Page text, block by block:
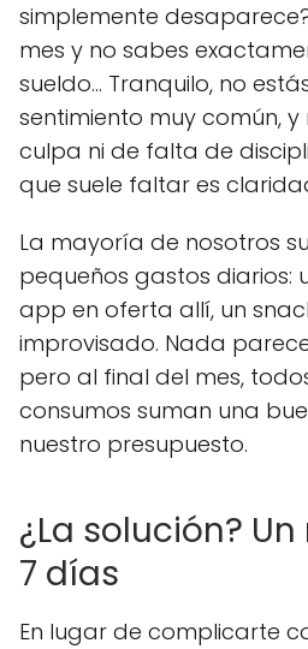
simplemente
mes y no sabes
sueldo… Tranquilo, no
sentimiento muy común,
culpa ni de falta de
que suele faltar es
La mayoría de nosotros
pequeños gastos diarios:
app en oferta allí, un
improvisado. Nada
pero al final del mes,
consumos suman una
nuestro presupuesto.
¿La solución?
7 días
En lugar de complicarte